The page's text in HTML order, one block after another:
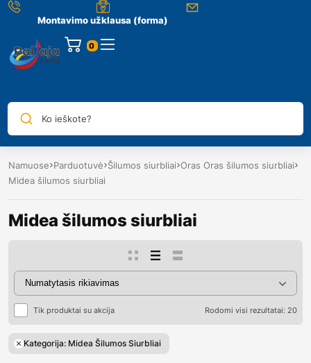
Montavimo užklausa (forma)
0
Ko ieškote?
Namuose Parduotuvė Šilumos siurbliai Oras Oras šilumos siurbliai
Midea šilumos siurbliai
Midea šilumos siurbliai
Tik produktai su akcija Rodomi visi rezultatai: 20
Kategorija: Midea Šilumos Siurbliai